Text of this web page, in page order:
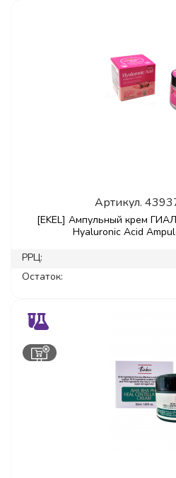
Артикул.
[EKEL] Ампульный крем
Hyaluronic Acid
РРЦ:
Остаток: